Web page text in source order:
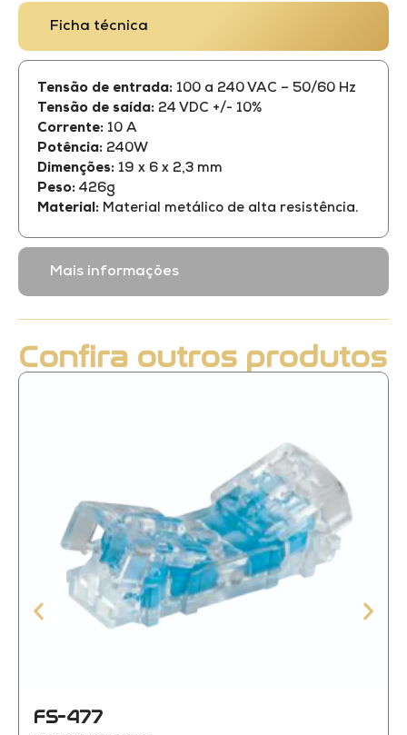
Ficha técnica
Mais informações
Tensão de entrada: 100 a 240 VAC – 50/60 Hz
Tensão de saída: 24 VDC +/- 10%
Corrente: 10 A
Potência: 240W
Dimenções: 19 x 6 x 2,3 mm
Peso: 426g
Material: Material metálico de alta resistência.
Confira outros produtos
FS-477